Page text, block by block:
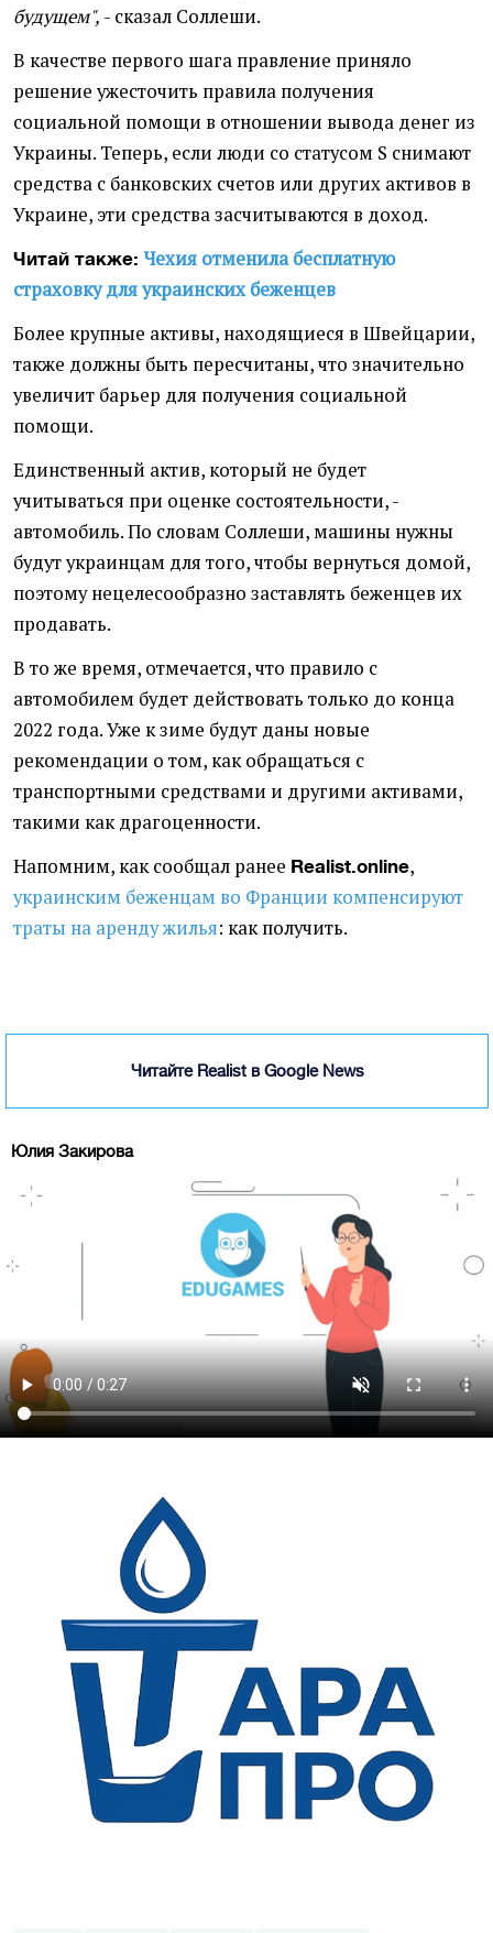
будущем", - сказал Соллеши.
В качестве первого шага правление приняло
решение ужесточить правила получения
социальной помощи в отношении вывода денег из
Украины. Теперь, если люди со статусом S снимают
средства с банковских счетов или других активов в
Украине, эти средства засчитываются в доход.
Читай также:Чехия отменила бесплатную
страховку для украинских беженцев
Более крупные активы, находящиеся в Швейцарии,
также должны быть пересчитаны, что значительно
увеличит барьер для получения социальной
помощи.
Единственный актив, который не будет
учитываться при оценке состоятельности, -
автомобиль. По словам Соллеши, машины нужны
будут украинцам для того, чтобы вернуться домой,
поэтому нецелесообразно заставлять беженцев их
продавать.
В то же время, отмечается, что правило с
автомобилем будет действовать только до конца
2022 года. Уже к зиме будут даны новые
рекомендации о том, как обращаться с
транспортными средствами и другими активами,
такими как драгоценности.
Напомним, как сообщал ранее Realist.online,
украинским беженцам во Франции компенсируют
траты на аренду жилья: как получить.
Читайте Realist в Google News
Юлия Закирова